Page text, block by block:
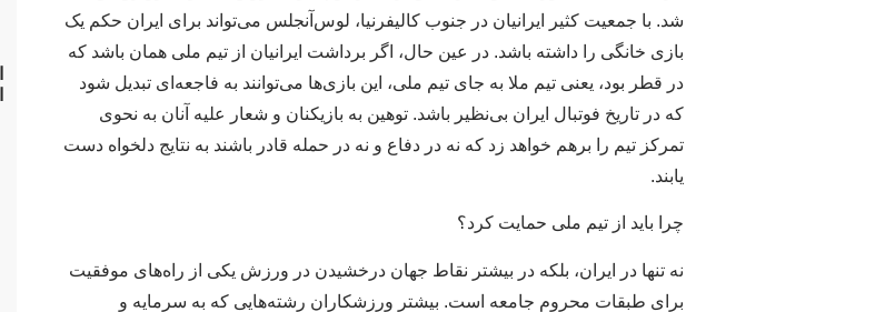
شد. با جمعیت کثیر ایرانیان در جنوب کالیفرنیا، لوس‌آنجلس می‌تواند برای ایران حکم یک
بازی خانگی را داشته باشد. در عین حال، اگر برداشت ایرانیان از تیم ملی همان باشد که
در قطر بود، یعنی تیم ملا به جای تیم ملی، این بازی‌ها می‌توانند به فاجعه‌ای تبدیل شود
که در تاریخ فوتبال ایران بی‌نظیر باشد. توهین به بازیکنان و شعار علیه آنان به نحوی
تمرکز تیم را برهم خواهد زد که نه در دفاع و نه در حمله قادر باشند به نتایج دلخواه دست
یابند.
چرا باید از تیم ملی حمایت کرد؟
نه تنها در ایران، بلکه در بیشتر نقاط جهان درخشیدن در ورزش یکی از راه‌های موفقیت
برای طبقات محروم جامعه است. بیشتر ورزشکاران رشته‌هایی که به سرمایه و